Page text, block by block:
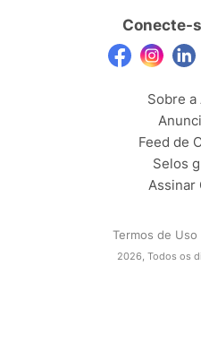
Conecte-
Sobre
Feed de
Selos
Assinar
Termos de Uso
2026, Todos os